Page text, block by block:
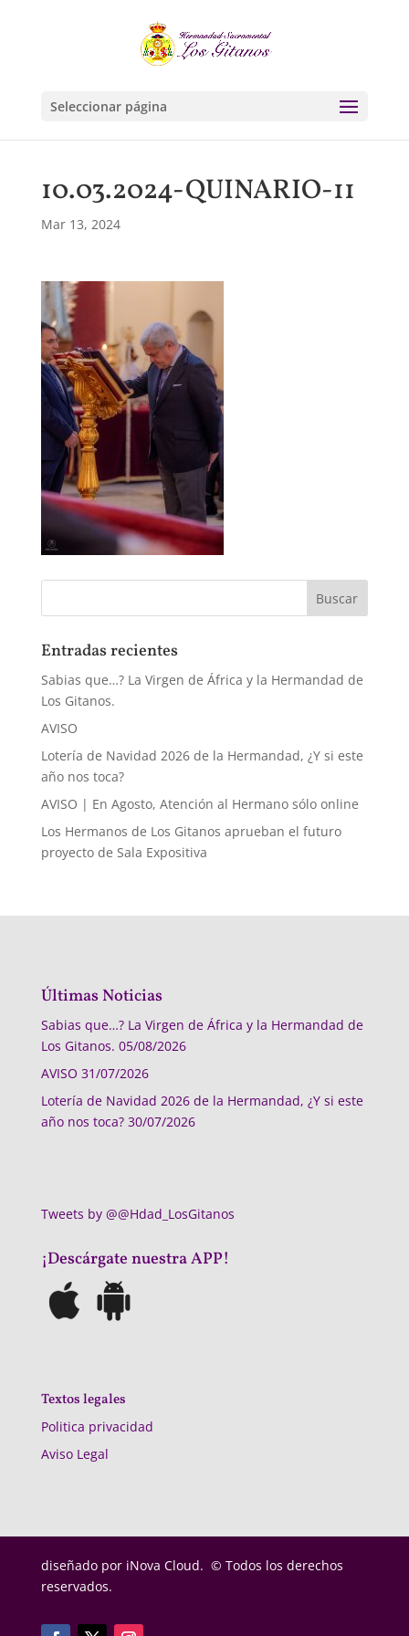
Seleccionar página
10.03.2024-QUINARIO-11
Mar 13, 2024
Entradas recientes
Sabias que…? La Virgen de África y la Hermandad de
Los Gitanos.
AVISO
Lotería de Navidad 2026 de la Hermandad, ¿Y si este
año nos toca?
AVISO | En Agosto, Atención al Hermano sólo online
Los Hermanos de Los Gitanos aprueban el futuro
proyecto de Sala Expositiva
Últimas Noticias
Sabias que…? La Virgen de África y la Hermandad de
Los Gitanos. 05/08/2026
AVISO 31/07/2026
Lotería de Navidad 2026 de la Hermandad, ¿Y si este
año nos toca? 30/07/2026
Tweets by @@Hdad_LosGitanos
¡Descárgate nuestra APP!
Textos legales
Politica privacidad
Aviso Legal
diseñado por iNova Cloud. © Todos los derechos
reservados.